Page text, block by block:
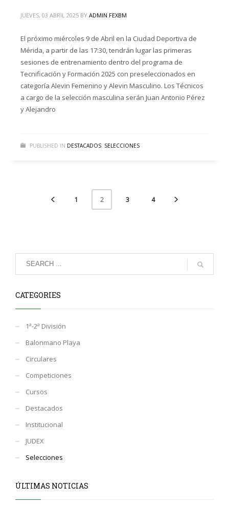
JUEVES, 03 ABRIL 2025 BY ADMIN FEXBM
El próximo miércoles 9 de Abril en la Ciudad Deportiva de
Mérida, a partir de las 17:30, tendrán lugar las primeras
sesiones de entrenamiento dentro del programa de
Tecnificación y Formación 2025 con preseleccionados en
categoría Alevin Femenino y Alevin Masculino. Los Técnicos
a cargo de la selección masculina serán Juan Antonio Pérez
y Alejandro
PUBLISHED IN DESTACADOS, SELECCIONES
1 2 3 4
CATEGORIES
1ª-2ª División
Balonmano Playa
Circulares
Competiciones
Cursos
Destacados
Institucional
JUDEX
Selecciones
ÚLTIMAS NOTICIAS